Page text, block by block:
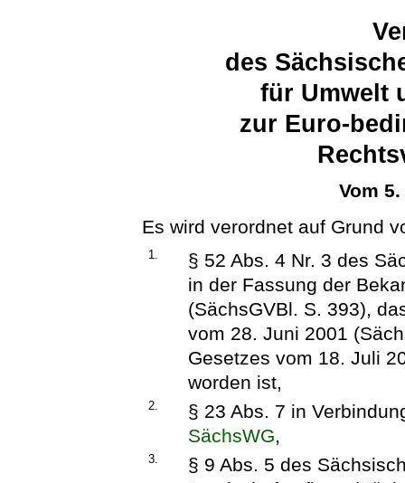
des
für Umwelt
zur Euro-
Vom
Es wird verordnet auf Grund
1.
§ 52 Abs. 4 Nr. 3 des
in der Fassung der
(SächsGVBl. S. 393),
vom 28. Juni 2001
Gesetzes vom 18. Juli
worden ist,
2.
§ 23 Abs. 7 in
SächsWG,
3.
§ 9 Abs. 5 des